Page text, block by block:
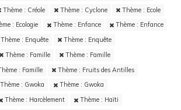
Thème : Créole Thème : Cyclone
Thème : Ecole
: Ecologie Thème : Enfance
Thème : Enfance
Thème : Enquête
Thème : Enquête
Thème : Famille
Thème : Famille
: Famille
Thème : Fruits des Antilles
Thème : Gwoka
Thème : Gwoka
Thème : Harcèlement Thème : Haïti